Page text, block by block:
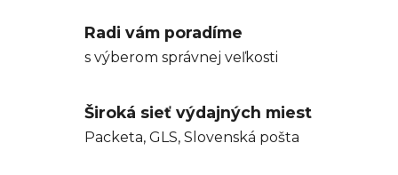
Radi vám poradíme
s výberom správnej veľkosti
Široká sieť výdajných miest
Packeta, GLS, Slovenská pošta